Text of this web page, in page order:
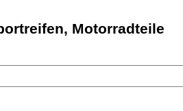
Motorradteile